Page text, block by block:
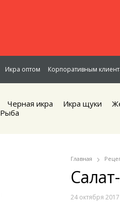
Икра оптом Корпоративным
Черная икра Икра щуки
Рыба
Главная
24 октября 2017